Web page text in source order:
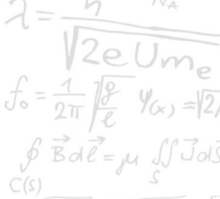
τομείς.
Συνδιοργανωτές του Συνεδρίου ήταν: το
Κεντρικής Μακεδονίας και ο Δήμος Βέροιας.
Χώρος
Θέμα: Προκλήσεις
και
Ιστοσελίδα: 31synedrio.emeimathias.gr